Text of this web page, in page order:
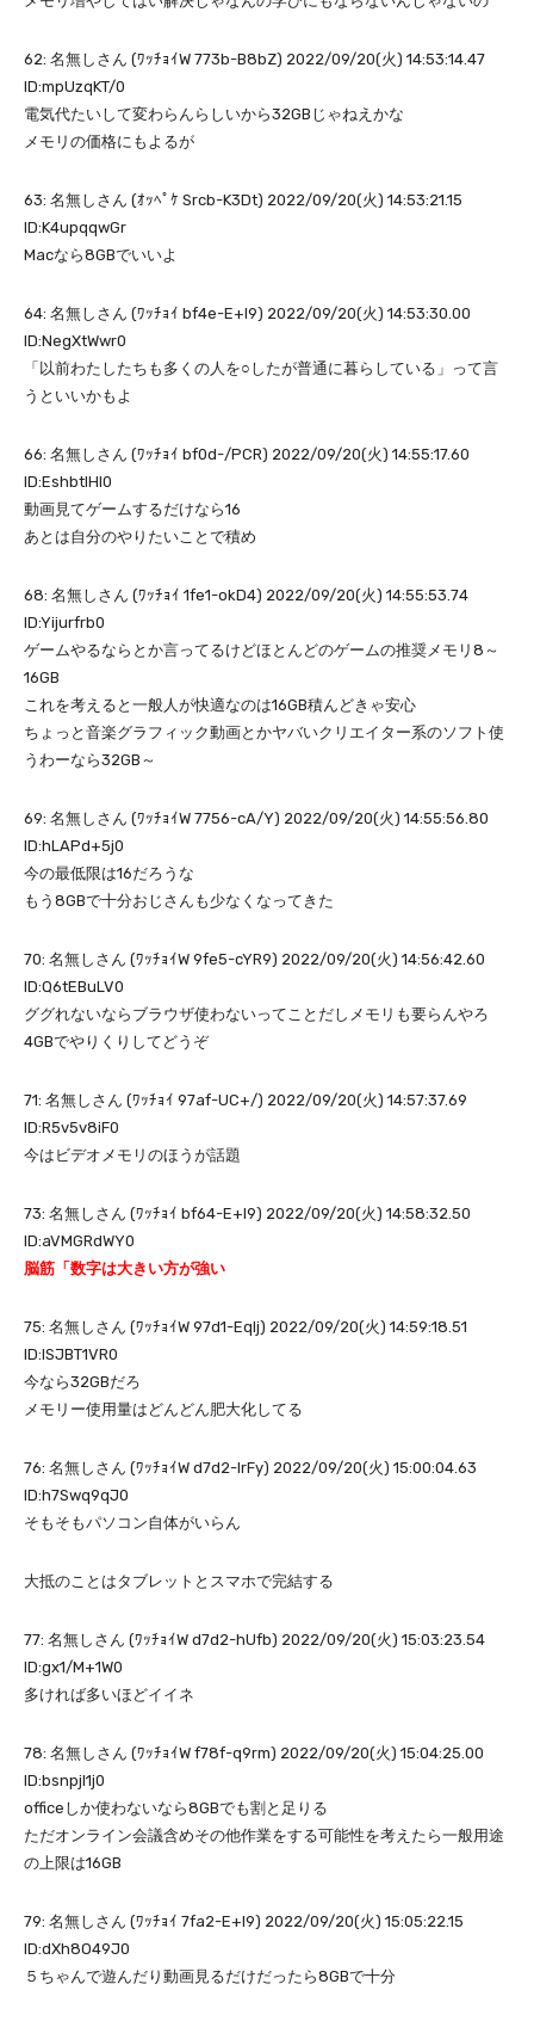
62: 名無しさん (ﾜｯﾁｮｲW 773b-B8bZ) 2022/09/20(火) 14:53:14.47
ID:mpUzqKT/0
電気代たいして変わらんらしいから32GBじゃねえかな
メモリの価格にもよるが
63: 名無しさん (ｵｯﾍﾟｹ Srcb-K3Dt) 2022/09/20(火) 14:53:21.15
ID:K4upqqwGr
Macなら8GBでいいよ
64: 名無しさん (ﾜｯﾁｮｲ bf4e-E+l9) 2022/09/20(火) 14:53:30.00
ID:NegXtWwr0
「以前わたしたちも多くの人を○したが普通に暮らしている」って言
うといいかもよ
66: 名無しさん (ﾜｯﾁｮｲ bf0d-/PCR) 2022/09/20(火) 14:55:17.60
ID:EshbtIHl0
動画見てゲームするだけなら16
あとは自分のやりたいことで積め
68: 名無しさん (ﾜｯﾁｮｲ 1fe1-okD4) 2022/09/20(火) 14:55:53.74
ID:Yijurfrb0
ゲームやるならとか言ってるけどほとんどのゲームの推奨メモリ8～
16GB
これを考えると一般人が快適なのは16GB積んどきゃ安心
ちょっと音楽グラフィック動画とかヤバいクリエイター系のソフト使
うわーなら32GB～
69: 名無しさん (ﾜｯﾁｮｲW 7756-cA/Y) 2022/09/20(火) 14:55:56.80
ID:hLAPd+5j0
今の最低限は16だろうな
もう8GBで十分おじさんも少なくなってきた
70: 名無しさん (ﾜｯﾁｮｲW 9fe5-cYR9) 2022/09/20(火) 14:56:42.60
ID:Q6tEBuLV0
ググれないならブラウザ使わないってことだしメモリも要らんやろ
4GBでやりくりしてどうぞ
71: 名無しさん (ﾜｯﾁｮｲ 97af-UC+/) 2022/09/20(火) 14:57:37.69
ID:R5v5v8iF0
今はビデオメモリのほうが話題
73: 名無しさん (ﾜｯﾁｮｲ bf64-E+l9) 2022/09/20(火) 14:58:32.50
ID:aVMGRdWY0
脳筋「数字は大きい方が強い
75: 名無しさん (ﾜｯﾁｮｲW 97d1-EqIj) 2022/09/20(火) 14:59:18.51
ID:lSJBT1VR0
今なら32GBだろ
メモリー使用量はどんどん肥大化してる
76: 名無しさん (ﾜｯﾁｮｲW d7d2-IrFy) 2022/09/20(火) 15:00:04.63
ID:h7Swq9qJ0
そもそもパソコン自体がいらん
大抵のことはタブレットとスマホで完結する
77: 名無しさん (ﾜｯﾁｮｲW d7d2-hUfb) 2022/09/20(火) 15:03:23.54
ID:gx1/M+1W0
多ければ多いほどイイネ
78: 名無しさん (ﾜｯﾁｮｲW f78f-q9rm) 2022/09/20(火) 15:04:25.00
ID:bsnpjI1j0
officeしか使わないなら8GBでも割と足りる
ただオンライン会議含めその他作業をする可能性を考えたら一般用途
の上限は16GB
79: 名無しさん (ﾜｯﾁｮｲ 7fa2-E+l9) 2022/09/20(火) 15:05:22.15
ID:dXh8O49J0
５ちゃんで遊んだり動画見るだけだったら8GBで十分